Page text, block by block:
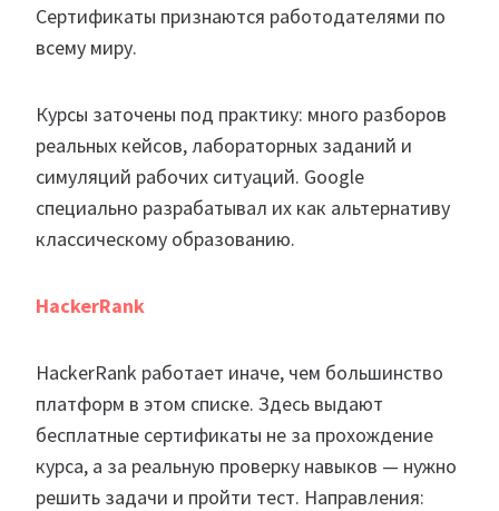
Сертификаты признаются работодателями по
всему миру.
Курсы заточены под практику: много разборов
реальных кейсов, лабораторных заданий и
симуляций рабочих ситуаций. Google
специально разрабатывал их как альтернативу
классическому образованию.
HackerRank
HackerRank работает иначе, чем большинство
платформ в этом списке. Здесь выдают
бесплатные сертификаты не за прохождение
курса, а за реальную проверку навыков — нужно
решить задачи и пройти тест. Направления: